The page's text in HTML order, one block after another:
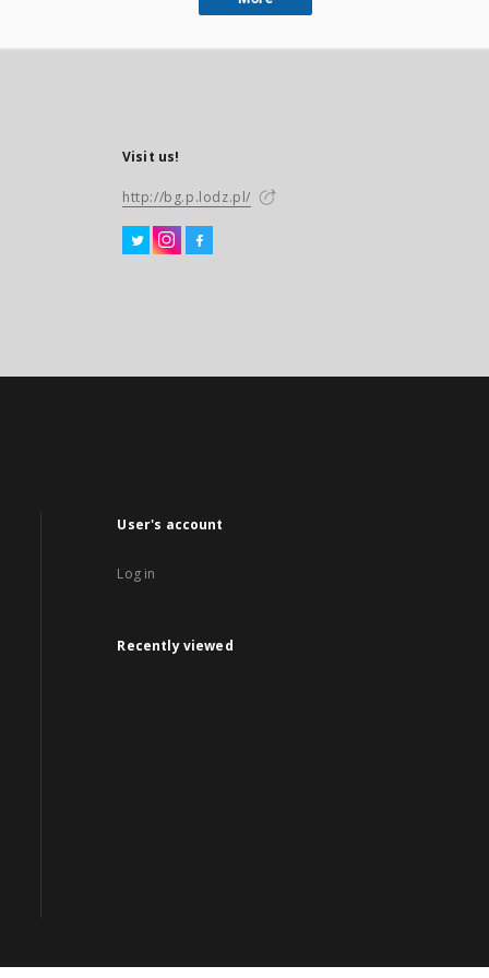
Visit us!
http://bg.p.lodz.pl/
User's account
Log in
Recently viewed